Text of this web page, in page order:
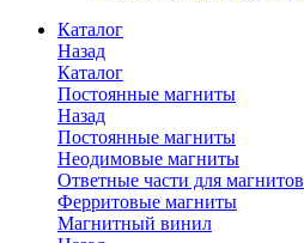
Каталог
Назад
Каталог
Постоянные магниты
Назад
Постоянные магниты
Неодимовые магниты
Ответные части для магнитов
Ферритовые магниты
Магнитный винил